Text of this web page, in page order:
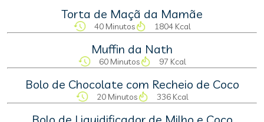
Torta de Maçã da Mamãe
40 Minutos 1804 Kcal
Muffin da Nath
60 Minutos 97 Kcal
Bolo de Chocolate com Recheio de Coco
20 Minutos 336 Kcal